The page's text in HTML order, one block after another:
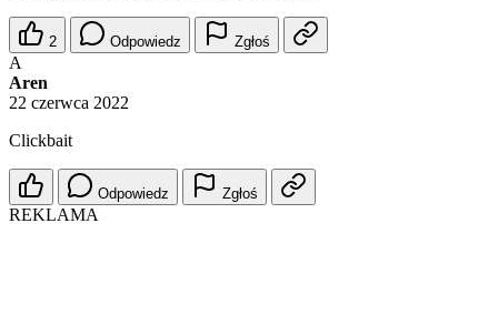
2 Odpowiedz Zgłoś
A
Aren
22 czerwca 2022
Clickbait
Odpowiedz Zgłoś
REKLAMA